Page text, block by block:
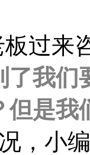
过来
了我们
但是我
，小